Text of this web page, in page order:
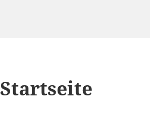
Startseite